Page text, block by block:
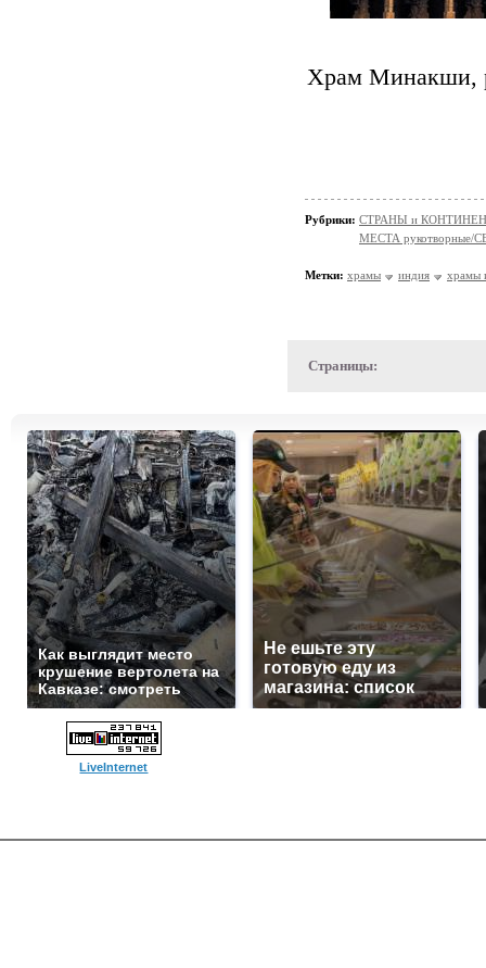
Храм Минакши,
Рубрики: СТРАНЫ и
МЕСТА
Метки: храмы индия храмы
Страницы:
Как выглядит место
крушение вертолета на
Кавказе: смотреть
Не ешьте эту
готовую еду из
магазина: список
LiveInternet